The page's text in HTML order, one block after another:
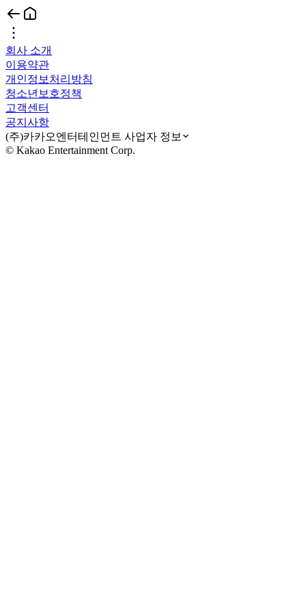
회사 소개
이용약관
개인정보처리방침
청소년보호정책
고객센터
공지사항
(주)카카오엔터테인먼트 사업자 정보
© Kakao Entertainment Corp.